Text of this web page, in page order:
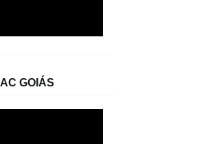
GOIÁS